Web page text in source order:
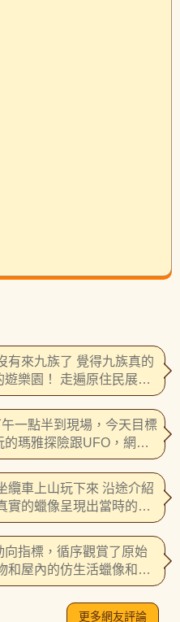
有來九族了 覺得九族真的
樂園！ 走遍原住民展示
可以明顯感受到九族對
不遺餘力；令人非常感
，但幾乎每個角落都維持
計了迥異風格的區域
雖然整個園區是建立在斜
得非常完善，連原住民
頭路也有盡力做到無障
爸媽帶小孩可以多去原住
們及早認識珍貴的文
有許多刺激的設施得以
層的樂園（而且紀念品的
一點半到現場，今天目標
瑪雅探險跟UFO，網路
遊樂設施當天暫停營運
記憶比較深刻的遊樂設
幾年前玩的時候還沒有建
人排的，雖然如此也只要
刺激度較高，如果想體
的激流泛舟的話推薦玩
也是新遊樂設施，除了最
空處體驗到短短的背後式
纜車上山玩下來 沿途介紹
實的蠟像呈現出當時的人
民表演活動 會和現場觀眾
途也有餐廳跟小吃 不用擔
員 大型遊樂設施也很好
朋友都玩得很開心 建議穿
今年又再
指標，循序觀賞了原始
和屋內的仿生活蠟像和實
各族雖原始卻有制度的
廣場表演及文化物品管讓
更多網友評論